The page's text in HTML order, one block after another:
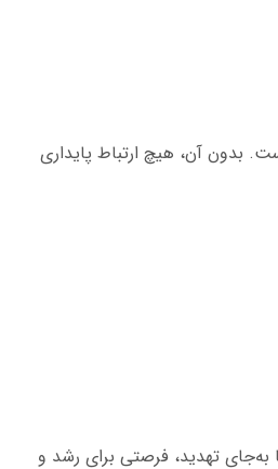
بدون آن، هیچ ارتباط پایداری
به‌جای تهدید، فرصتی برای رشد و